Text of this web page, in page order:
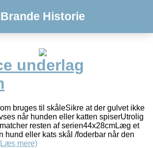
Brande Historie
underlag
bruges til skåleSikre at der gulvet ikke
når hunden eller katten spiserUtrolig
resten af serien44x28cmLæg et
hund eller kats skål /foderbar når den
mere)